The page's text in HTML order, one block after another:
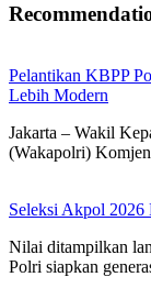
Pelantikan KBPP
Lebih Modern
Jakarta – Wakil
(Wakapolri)
Seleksi Akpol 2026
Nilai ditampilkan
Polri siapkan